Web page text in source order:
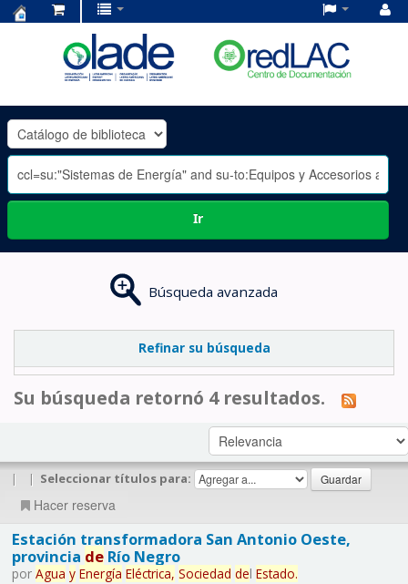
OLADE
-
Ir
Búsqueda avanzada
Refinar su búsqueda
Su búsqueda retornó 4 resultados.
| | Seleccionar títulos para:
Hacer reserva
Estación transformadora San Antonio Oeste,
provincia deRío Negro
por Agua y Energía Eléctrica, Sociedad del Estado.